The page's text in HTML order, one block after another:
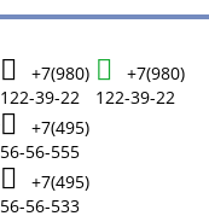
+7(980)
122-39-22
+7(495)
56-56-555
+7(495)
56-56-533
+7(980)
122-39-22